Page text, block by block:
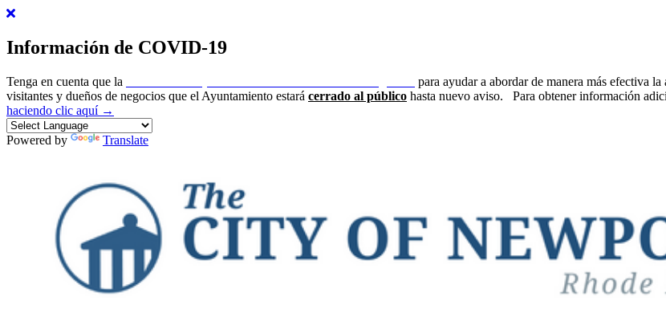
Información de COVID-19
Tenga en cuenta que la
para ayudar a abordar de manera más efectiva
visitantes y dueños de negocios que el Ayuntamiento estará cerrado al público hasta nuevo aviso.
Para obtener información
haciendo clic aquí →
Powered by Translate